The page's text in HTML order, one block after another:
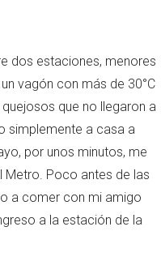
dos estaciones, menores
vagón con más de 30°C
que no llegaron a
simplemente a casa a
por unos minutos, me
Metro. Poco antes de las
a comer con mi amigo
a la estación de la